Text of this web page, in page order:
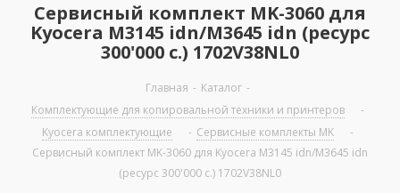
Сервисный комплект MK-3060 для
Kyocera M3145 idn/M3645 idn (ресурс
300'000 c.) 1702V38NL0
Главная - Каталог -
Комплектующие для копировальной техники и принтеров
-
Kyocera комплектующие
- Сервисные комплекты MK
-
Сервисный комплект MK-3060 для Kyocera M3145 idn/M3645 idn
(ресурс 300'000 c.) 1702V38NL0